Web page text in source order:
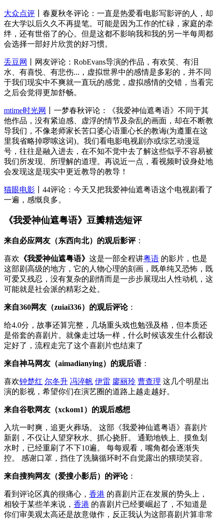
大众点评 丨春夏秋冬评论：一直是热爱看电影写影评的人，却
在大学以后久久不再提笔。可能是因为工作的忙碌，家庭的牵
绊，还有世俗了的心。但是这都不影响我和我的另一半每周都
会选择一部好片欣赏的好习惯。
丢豆网
丨网友评论：RobEvans导演的作品，有欢笑、有泪
水、有喜悦、有悲伤...，虚拟世界中的感情是多彩的，并不同
于我们现实中不爽就一直玩的感觉，虚拟感情的交错，当看完
之后会觉得更加舒畅。
mtime时光网
丨一梦春秋评论：《我爱神仙遮粤语》不同于其
他作品，没有紧迫感、虚浮的情节及杂乱的画面，却在不断教
导我们，不像老师家长苦口婆心语重心长的教诲(为遵重在这
里我省略掉啰嗦这词)。我们看电影电视剧亦或综艺动漫逗
号，往往是融入进去，在不知不觉中去了解这些似乎不容易被
我们所发现、所理解的道理。再说近一点，看视频时设身处地
会发现这是现实中更近教导的教导！
猫眼电影 丨44评论：今天又把我爱神仙遮粤语这个电视剧看了
一遍，感慨良多。
《我爱神仙遮粤语》豆瓣精选短评
来自必应网友（东西向北）的观后影评：
喜欢 《我爱神仙遮粤语》 这是一部全程讲粤语 的影片，也是
这部剧高级的地方，它的人物心理的刻画，既单纯又恐怖，既
可爱又残忍，没有复杂的剧情而是一步步展现出人性动机，这
可能就是社会派的精彩之处。
来自360网友（zuiai336）的观后评论：
给4.0分，故事还算完整，几场重头戏也勉强及格，但本质还
是俗套的喜剧片。就像走过场一样，什么时候该发生什么都设
定好了，流程走完了这个喜剧片也结束了
来自神马网友（aimadianying）的观后语：
喜欢钟楚红 尔冬升 冯淬帆 伊雷 廖丽玲 曹查理 这几个明星出
演的影视，希望你们在演艺圈的道路上越走越好。
来自谷歌网友（xckom1）的观后感想
入坑一时爽，追更火葬场。 这部《我爱神仙遮粤语》喜剧片
新剧，不仅让人望穿秋水、抓心挠肝。 通勤地铁上、摸鱼划
水时，已经重刷了不下10遍。 每每观看，嘴角都会逐渐失
控。 感谢口罩，挡住了洗脑循环时不自觉露出的猥琐笑容。
来自搜狗网友（爱搜小影后）的评论：
看到评论区真的很痛心， 香港 的喜剧片正在发展的势头上，
相较于某些羊来说， 香港 的喜剧片已经要崛起了，不知道是
你们审美观太高还是故意做作，反正我认为这部喜剧片算非常